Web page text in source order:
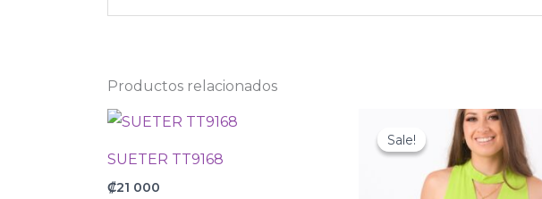
Productos relacionados
SUETER TT9168
₡21 000
Sale!
Sale!
Original
price
was:
000.
Current
price
is:
₡12
000.